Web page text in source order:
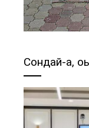
Сондай-ақ,